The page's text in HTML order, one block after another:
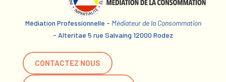
Médiation Professionnelle - Médiateur de la Consommation
- Alteritae 5 rue Salvaing 12000 Rodez
CONTACTEZ NOUS